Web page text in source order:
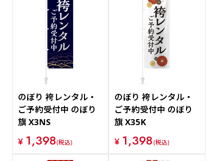
のぼり 袴レンタル・
ご予約受付中 のぼり
旗 X3NS
¥ 1,398(税込)
のぼり 袴レンタル・
ご予約受付中 のぼり
旗 X35K
¥ 1,398(税込)